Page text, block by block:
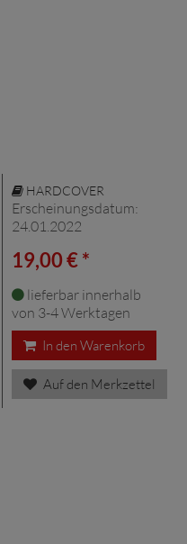
HARDCOVER
Erscheinungsdatum:
24.01.2022
19,00 € *
lieferbar innerhalb
von 3-4 Werktagen
In den Warenkorb
Auf den Merkzettel